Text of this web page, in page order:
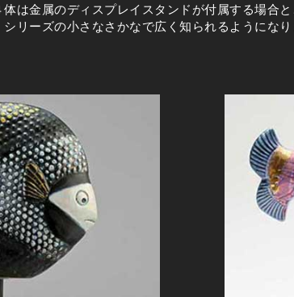
は金属のディスプレイスタンドが付属する場合
リーズの小さなさかなで広く知られるようにな